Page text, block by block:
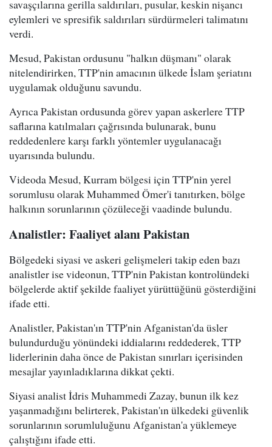
savaşçılarına gerilla saldırıları, pusular, keskin nişancı
eylemleri ve spresifik saldırıları sürdürmeleri talimatını
verdi.
Mesud, Pakistan ordusunu "halkın düşmanı" olarak
nitelendirirken, TTP'nin amacının ülkede İslam şeriatını
uygulamak olduğunu savundu.
Ayrıca Pakistan ordusunda görev yapan askerlere TTP
saflarına katılmaları çağrısında bulunarak, bunu
reddedenlere karşı farklı yöntemler uygulanacağı
uyarısında bulundu.
Videoda Mesud, Kurram bölgesi için TTP'nin yerel
sorumlusu olarak Muhammed Ömer'i tanıtırken, bölge
halkının sorunlarının çözüleceği vaadinde bulundu.
Analistler: Faaliyet alanı Pakistan
Bölgedeki siyasi ve askeri gelişmeleri takip eden bazı
analistler ise videonun, TTP'nin Pakistan kontrolündeki
bölgelerde aktif şekilde faaliyet yürüttüğünü gösterdiğini
ifade etti.
Analistler, Pakistan'ın TTP'nin Afganistan'da üsler
bulundurduğu yönündeki iddialarını reddederek, TTP
liderlerinin daha önce de Pakistan sınırları içerisinden
mesajlar yayınladıklarına dikkat çekti.
Siyasi analist İdris Muhammedi Zazay, bunun ilk kez
yaşanmadığını belirterek, Pakistan'ın ülkedeki güvenlik
sorunlarının sorumluluğunu Afganistan'a yüklemeye
çalıştığını ifade etti.